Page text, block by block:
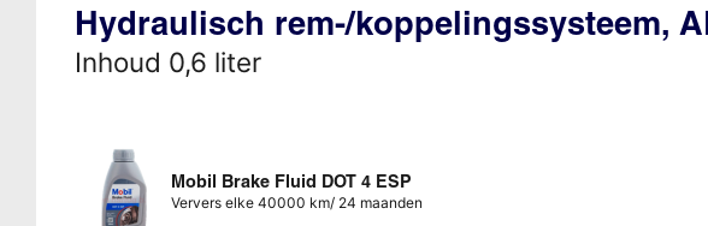
Hydraulisch rem-/koppelingssysteem,
Inhoud 0,6 liter
Mobil Brake Fluid DOT 4 ESP
Ververs elke 40000 km/ 24 maanden